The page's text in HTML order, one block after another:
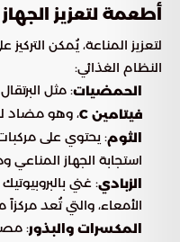
أطعمة لتعزيز
لتعزيز المناعة، يُمكن
النظام الغذائي:
الحمضيات: مثل
فيتامين C
، وهو مضاد
الثوم: يحتوي على مركبات
استجابة الجهاز المناعي
الزبادي: غني
الأمعاء، والتي تُعد
المكسرات والبذور: